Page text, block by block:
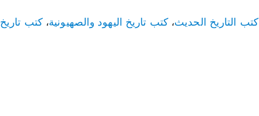
كتب التاريخ الحديث،كتب تاريخ اليهود والصهيونية،كتب تاريخ